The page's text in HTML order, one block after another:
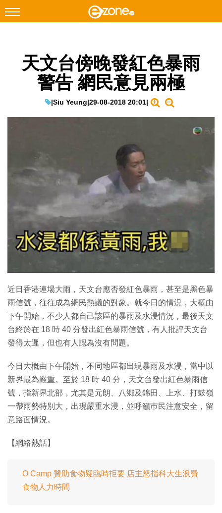
Facebook Instagram
遊戲動漫
EduTech
IT Times
生成式AI與雲端應用
Enterprise Digital Transformation
特集
天文台傍晚發紅色暴雨
警告 網民意見兩極
|Siu Yeung|29-08-2018 20:01|
近日香港連場大雨，天文台應否發紅色暴雨，甚至是黑色暴
雨信號，往往成為網民熱議的對象。就今日的情況，大概由
下午開始，不少人都自己該區的暴雨及水浸情況，最後天文
台終於在 18 時 40 分發出紅色暴雨信號，有人批評天文台
發得太遲，但也有人認為沒有問題。
今日大概由下午開始，不同地區都出現暴雨及水浸，當中以
新界最為嚴重。至於 18 時 40 分，天文台發出紅色暴雨信
號，指新界北部，尤其是元朗、八鄉及錦田、上水、打鼓嶺
一帶雨勢特別大，出現嚴重水浸，並呼籲巿民注意安全，留
意路面情況。
【網絡熱話】
O Camp 贊助食物疑臨時拒要 店主怒指科大生浪費
食物人力時間